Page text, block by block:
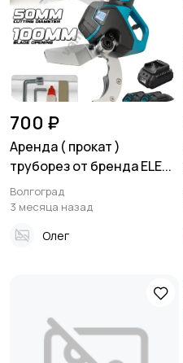
700 ₽
Аренда ( прокат )
труборез от бренда ELE...
Волгоград
3 месяца назад
Олег